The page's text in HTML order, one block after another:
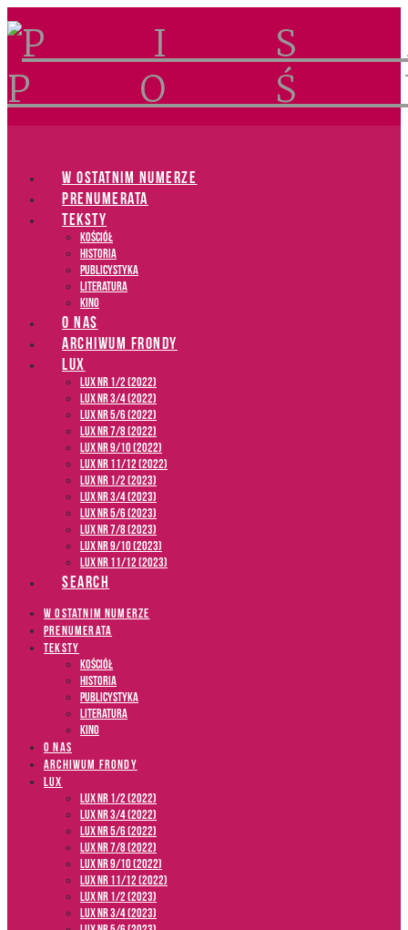
W OSTATNIM NUMERZE
PRENUMERATA
TEKSTY
Kościół
Historia
Publicystyka
Literatura
Kino
O NAS
ARCHIWUM FRONDY
LUX
LUX NR 1/2 (2022)
LUX NR 3/4 (2022)
LUX NR 5/6 (2022)
LUX NR 7/8 (2022)
LUX nr 9/10 (2022)
LUX NR 11/12 (2022)
LUX NR 1/2 (2023)
LUX NR 3/4 (2023)
LUX NR 5/6 (2023)
LUX NR 7/8 (2023)
LUX NR 9/10 (2023)
LUX NR 11/12 (2023)
SEARCH
W OSTATNIM NUMERZE
PRENUMERATA
TEKSTY
Kościół
Historia
Publicystyka
Literatura
Kino
O NAS
ARCHIWUM FRONDY
LUX
LUX NR 1/2 (2022)
LUX NR 3/4 (2022)
LUX NR 5/6 (2022)
LUX NR 7/8 (2022)
LUX nr 9/10 (2022)
LUX NR 11/12 (2022)
LUX NR 1/2 (2023)
LUX NR 3/4 (2023)